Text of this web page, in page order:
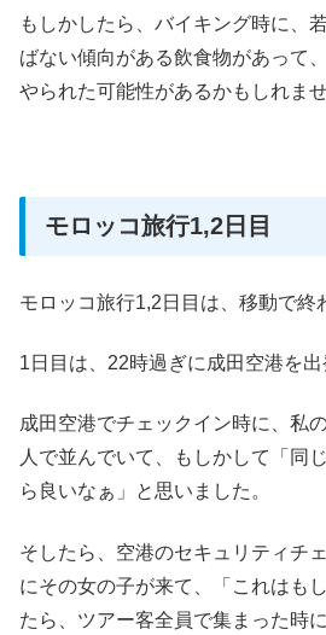
もしかしたら、バイキング時に、
ばない傾向がある飲食物があって
やられた可能性があるかもしれませ
モロッコ旅行1,2日目
モロッコ旅行1,2日目は、移動で終
1日目は、22時過ぎに成田空港を出
成田空港でチェックイン時に、私
人で並んでいて、もしかして「同
ら良いなぁ」と思いました。
そしたら、空港のセキュリティチ
にその女の子が来て、「これはも
たら、ツアー客全員で集まった時